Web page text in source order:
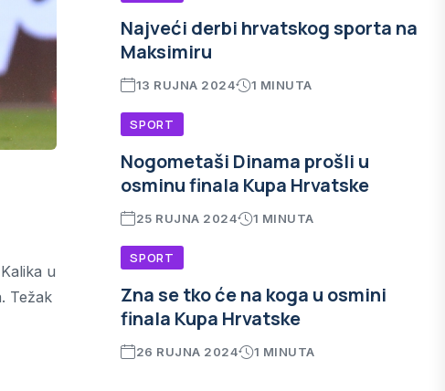
u
Težak
Najveći derbi hrvatskog sporta na
Maksimiru
13 RUJNA 2024 1 MINUTA
SPORT
Nogometaši Dinama prošli u
osminu finala Kupa Hrvatske
25 RUJNA 2024 1 MINUTA
SPORT
Zna se tko će na koga u osmini
finala Kupa Hrvatske
26 RUJNA 2024 1 MINUTA